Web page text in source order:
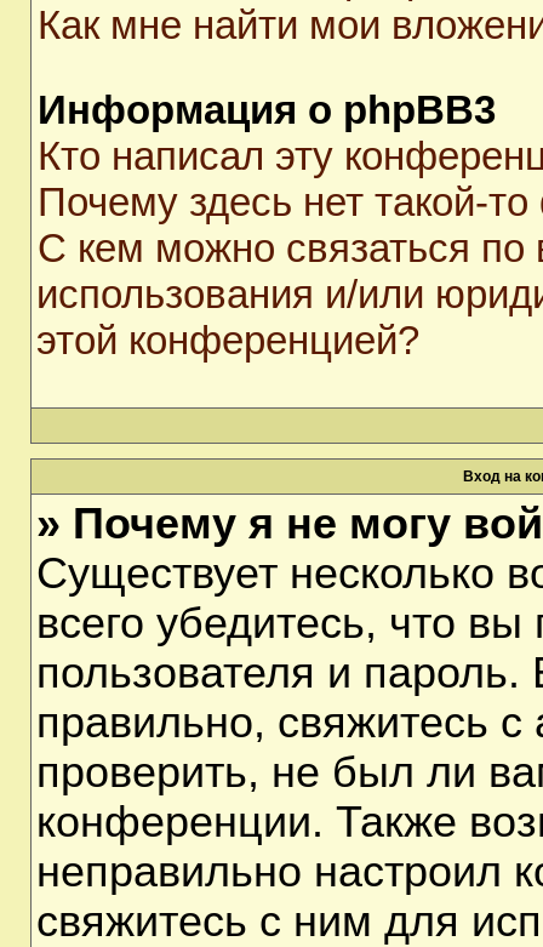
Как мне найти мои
Информация о phpBB3
Кто написал эту
Почему здесь нет такой-
С кем можно связаться по
использования и/или
этой конференцией?
Вход на
» Почему я не могу
Существует несколько
всего убедитесь, что
пользователя и
правильно, свяжитесь
проверить, не был ли
конференции. Также
неправильно настроил
свяжитесь с ним для